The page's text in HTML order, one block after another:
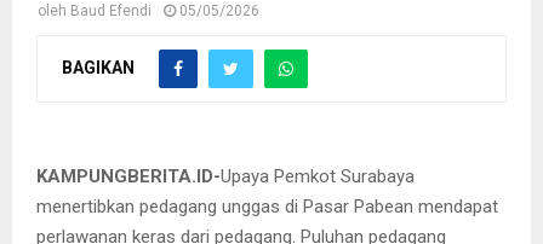
oleh Baud Efendi 05/05/2026
BAGIKAN
Para pedagang unggas di Pasar Pabean melakukan aksi damai
KAMPUNGBERITA.ID-Upaya Pemkot Surabaya
menertibkan pedagang unggas di Pasar Pabean mendapat
perlawanan keras dari pedagang. Puluhan pedagang